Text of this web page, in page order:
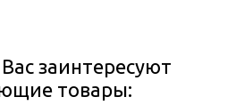
заинтересуют
товары: